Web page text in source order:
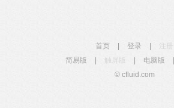
首页 登录
简易版
触屏版 电脑版
© cfluid.com